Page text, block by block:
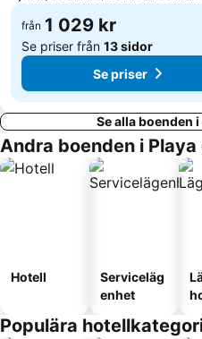
från 1 029 kr
Se priser från 13 sidor
Se priser
Se alla boenden
Andra boenden i Playa
Hotell
Serviceläg
enhet
Populära